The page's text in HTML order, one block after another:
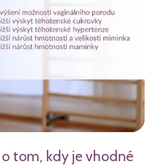
tom, kdy je vhodné